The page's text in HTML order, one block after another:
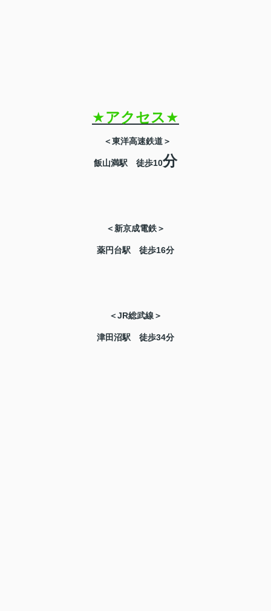
★アクセス★
＜東洋高速鉄道＞
飯山満駅 徒歩10分
＜新京成電鉄＞
薬円台駅 徒歩16分
＜JR総武線＞
津田沼駅 徒歩34分